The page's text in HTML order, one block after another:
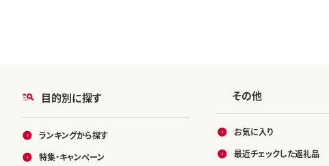
目的別に探す
ランキングから探す
特集・キャンペーン
その他
お気に入り
最近チェックした返礼品